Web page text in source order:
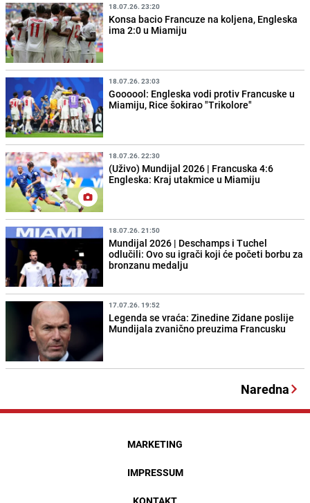
18.07.26. 23:20
Konsa bacio Francuze na koljena, Engleska
ima 2:0 u Miamiju
18.07.26. 23:03
Goooool: Engleska vodi protiv Francuske u
Miamiju, Rice šokirao "Trikolore"
18.07.26. 22:30
(Uživo) Mundijal 2026 | Francuska 4:6
Engleska: Kraj utakmice u Miamiju
18.07.26. 21:50
Mundijal 2026 | Deschamps i Tuchel
odlučili: Ovo su igrači koji će početi borbu za
bronzanu medalju
17.07.26. 19:52
Legenda se vraća: Zinedine Zidane poslije
Mundijala zvanično preuzima Francusku
Naredna
MARKETING
IMPRESSUM